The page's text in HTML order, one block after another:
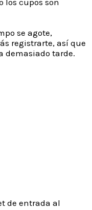
se agote,
registrarte, así que
demasiado tarde.
de entrada al